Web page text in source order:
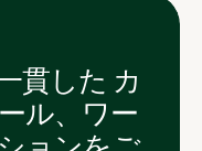
貫した カ
ル、ワー